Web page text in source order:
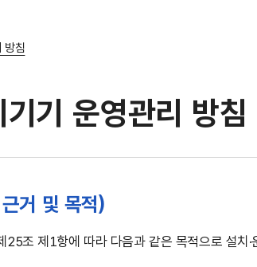
방침
기 운영관리 방침
거 및 목적)
25조 제1항에 따라 다음과 같은 목적으로 설치·